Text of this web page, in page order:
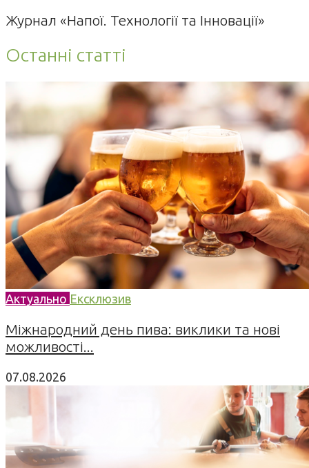
Журнал «Напої. Технології та Інновації»
Останні статті
Актуально Ексклюзив
Міжнародний день пива: виклики та нові
можливості...
07.08.2026